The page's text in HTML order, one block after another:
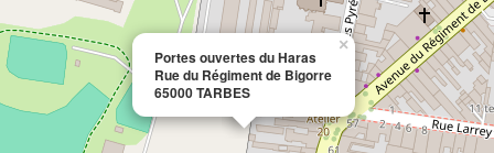
Portes ouvertes du Haras
Rue du Régiment de Bigorre
65000 TARBES
×